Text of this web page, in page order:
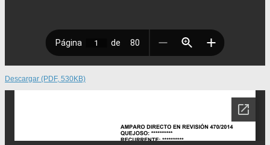
Descargar (PDF, 530KB)